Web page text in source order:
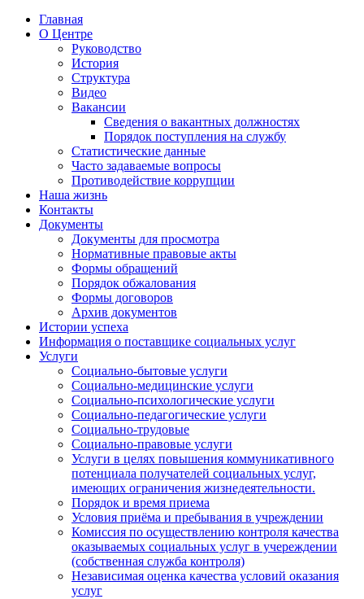
Главная
О Центре
Руководство
История
Структура
Видео
Вакансии
Сведения о вакантных должностях
Порядок поступления на службу
Статистические данные
Часто задаваемые вопросы
Противодействие коррупции
Наша жизнь
Контакты
Документы
Документы для просмотра
Нормативные правовые акты
Формы обращений
Порядок обжалования
Формы договоров
Архив документов
Истории успеха
Информация о поставщике социальных услуг
Услуги
Социально-бытовые услуги
Социально-медицинские услуги
Социально-психологические услуги
Социально-педагогические услуги
Социально-трудовые
Социально-правовые услуги
Услуги в целях повышения коммуникативного
потенциала получателей социальных услуг,
имеющих ограничения жизнедеятельности.
Порядок и время приема
Условия приёма и пребывания в учреждении
Комиссия по осуществлению контроля качества
оказываемых социальных услуг в учереждении
(собственная служба контроля)
Независимая оценка качества условий оказания
услуг